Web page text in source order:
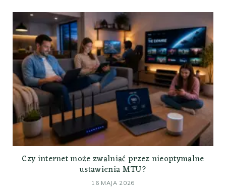
Czy internet może zwalniać przez nieoptymalne
ustawienia MTU?
16 MAJA 2026